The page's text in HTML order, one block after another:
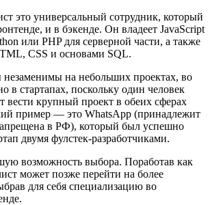
это универсальный сотрудник, который
и в бэкенде. Он владеет JavaScript
или PHP для серверной части, а также
CSS и основами SQL.
незаменимы на небольших проектах, во
в стартапах, поскольку один человек
вести крупный проект в обеих сферах
пример — это WhatsApp (принадлежит
в РФ), который был успешно
двумя фулстек-разработчиками.
возможность выбора. Поработав как
может позже перейти на более
для себя специализацию во